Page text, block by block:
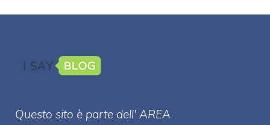
Questo sito è parte dell' AREA